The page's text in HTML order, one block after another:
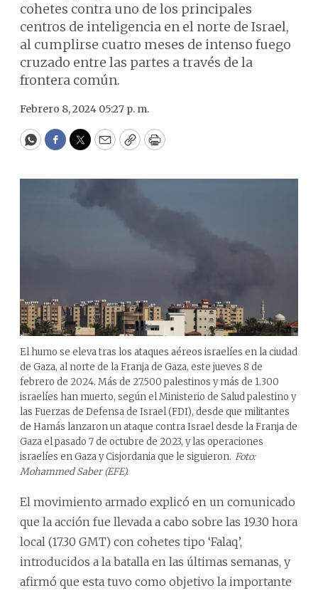
cohetes contra uno de los principales
centros de inteligencia en el norte de Israel,
al cumplirse cuatro meses de intenso fuego
cruzado entre las partes a través de la
frontera común.
Febrero 8, 2024 05:27 p. m.
WhatsApp
Facebook
Twitter
EmailCopyPrint
El humo se eleva tras los ataques aéreos israelíes en la ciudad
de Gaza, al norte de la Franja de Gaza, este jueves 8 de
febrero de 2024. Más de 27.500 palestinos y más de 1.300
israelíes han muerto, según el Ministerio de Salud palestino y
las Fuerzas de Defensa de Israel (FDI), desde que militantes
de Hamás lanzaron un ataque contra Israel desde la Franja de
Gaza el pasado 7 de octubre de 2023, y las operaciones
israelíes en Gaza y Cisjordania que le siguieron. Foto:
Mohammed Saber (EFE).
El movimiento armado explicó en un comunicado
que la acción fue llevada a cabo sobre las 19.30 hora
local (17.30 GMT) con cohetes tipo ‘Falaq’,
introducidos a la batalla en las últimas semanas, y
afirmó que esta tuvo como objetivo la importante